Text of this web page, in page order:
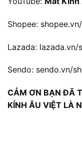
Shopee:
Lazada:
Sendo: sendo.vn/
CẢM ƠN BẠN ĐÃ
KÍNH ÂU VIỆT LÀ